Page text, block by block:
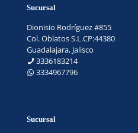
Sucursal
Dionisio Rodríguez #855
Col. Oblatos S.L.CP:44380
Guadalajara, Jalisco
3336183214
3334967796
Sucursal